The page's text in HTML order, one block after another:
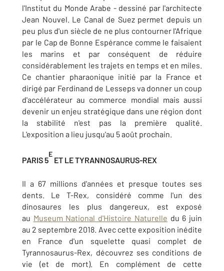
l'Institut du Monde Arabe - dessiné par l'architecte
Jean Nouvel. Le Canal de Suez permet depuis un
peu plus d'un siècle de ne plus contourner l'Afrique
par le Cap de Bonne Espérance comme le faisaient
les marins et par conséquent de réduire
considérablement les trajets en temps et en miles.
Ce chantier pharaonique initié par la France et
dirigé par Ferdinand de Lesseps va donner un coup
d'accélérateur au commerce mondial mais aussi
devenir un enjeu stratégique dans une région dont
la stabilité n'est pas la première qualité.
L'exposition a lieu jusqu'au 5 août prochain.
PARIS 5
E
ET LE TYRANNOSAURUS-REX
Il a 67 millions d'années et presque toutes ses
dents. Le T-Rex, considéré comme l'un des
dinosaures les plus dangereux, est exposé
au Museum National d'Histoire Naturelle du 6 juin
au 2 septembre 2018. Avec cette exposition inédite
en France d'un squelette quasi complet de
Tyrannosaurus-Rex, découvrez ses conditions de
vie (et de mort). En complément de cette